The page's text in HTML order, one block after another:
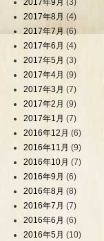
2017年9月 (3)
2017年8月 (4)
2017年7月 (6)
2017年6月 (4)
2017年5月 (3)
2017年4月 (9)
2017年3月 (7)
2017年2月 (9)
2017年1月 (7)
2016年12月 (6)
2016年11月 (9)
2016年10月 (7)
2016年9月 (6)
2016年8月 (8)
2016年7月 (7)
2016年6月 (6)
2016年5月 (10)